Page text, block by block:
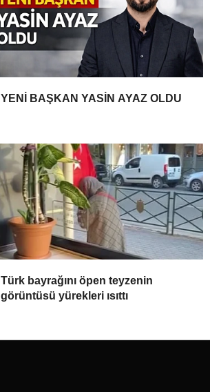
YENİ BAŞKAN YASİN AYAZ OLDU
Türk bayrağını öpen teyzenin
görüntüsü yürekleri ısıttı